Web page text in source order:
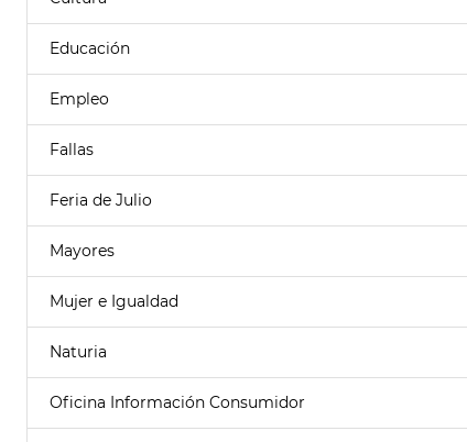
Educación
Empleo
Fallas
Feria de Julio
Mayores
Mujer e Igualdad
Naturia
Oficina Información Consumidor